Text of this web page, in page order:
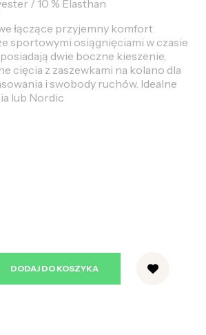
/ 10 % Elasthan
łączące przyjemny komfort
sportowymi osiągnięciami w czasie
dwie boczne kieszenie,
cięcia z zaszewkami na kolano dla
i swobody ruchów. Idealne
lub Nordic
DODAJ DO KOSZYKA